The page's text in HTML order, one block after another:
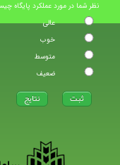
نظر شما در مورد عملکرد پایگاه
عالی
خوب
متوسط
ضعیف